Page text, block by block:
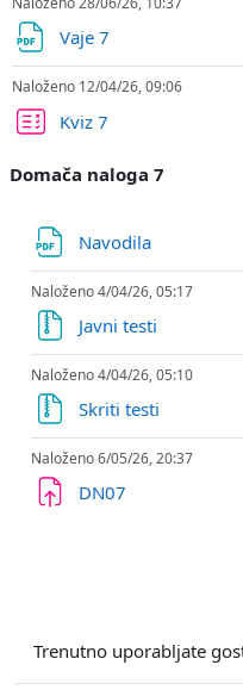
Vaje 7
Naloženo 12/04/26, 09:06
Kviz 7
Domača naloga 7
Navodila
Naloženo 4/04/26, 05:17
Javni testi
Naloženo 4/04/26, 05:10
Skriti testi
Naloženo 6/05/26, 20:37
DN07Naloga
Trenutno uporabljate